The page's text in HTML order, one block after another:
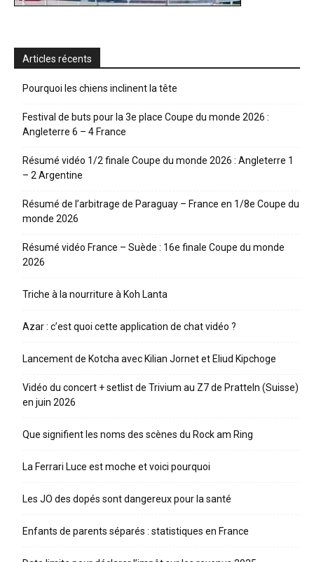
Articles récents
Pourquoi les chiens inclinent la tête
Festival de buts pour la 3e place Coupe du monde 2026 :
Angleterre 6 – 4 France
Résumé vidéo 1/2 finale Coupe du monde 2026 : Angleterre 1
– 2 Argentine
Résumé de l’arbitrage de Paraguay – France en 1/8e Coupe du
monde 2026
Résumé vidéo France – Suède : 16e finale Coupe du monde
2026
Triche à la nourriture à Koh Lanta
Azar : c’est quoi cette application de chat vidéo ?
Lancement de Kotcha avec Kilian Jornet et Eliud Kipchoge
Vidéo du concert + setlist de Trivium au Z7 de Pratteln (Suisse)
en juin 2026
Que signifient les noms des scènes du Rock am Ring
La Ferrari Luce est moche et voici pourquoi
Les JO des dopés sont dangereux pour la santé
Enfants de parents séparés : statistiques en France